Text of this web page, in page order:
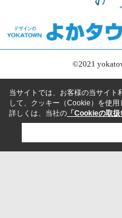
©2021
当サイトでは、お客様の当サイト
して、クッキー（Cookie）を使用
詳しくは、当社の 「Cookieの取扱